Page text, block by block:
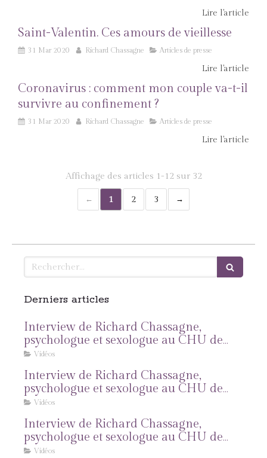
Lire l'article
Saint-Valentin. Ces amours de vieillesse
31 Mar 2020 Richard Chassagne Articles de presse
Lire l'article
Coronavirus : comment mon couple va-t-il
survivre au confinement ?
31 Mar 2020 Richard Chassagne Articles de presse
Lire l'article
Affichage des articles 1-12 sur 32
1 2 3
Rechercher
Derniers articles
Interview de Richard Chassagne,
psychologue et sexologue au CHU de
Rouen et à la clinique Mathilde : cancer
et sexualité : la synthèse
Vidéos
Interview de Richard Chassagne,
psychologue et sexologue au CHU de
Rouen et à la clinique Mathilde :
sexualité et cancer de la verge
Vidéos
Interview de Richard Chassagne,
psychologue et sexologue au CHU de
Rouen et à la clinique Mathilde :
Vidéos